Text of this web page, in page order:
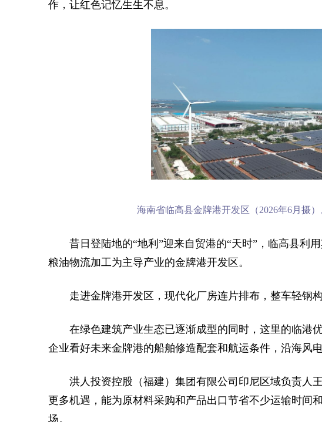
作，让红色记忆生生不息。
海南省临高县金牌港开发区（2026年6月摄
昔日登陆地的“地利”迎来自贸港的“天时”，临高县利
粮油物流加工为主导产业的金牌港开发区。
走进金牌港开发区，现代化厂房连片排布，整车轻钢
在绿色建筑产业生态已逐渐成型的同时，这里的临港
企业看好未来金牌港的船舶修造配套和航运条件，沿海风
洪人投资控股（福建）集团有限公司印尼区域负责人
更多机遇，能为原材料采购和产品出口节省不少运输时间
场。